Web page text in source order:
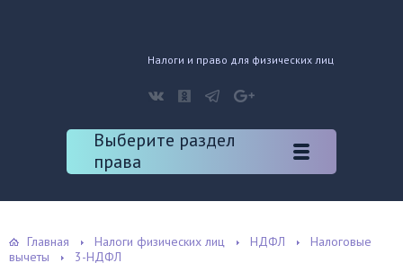
Налоги и право для физических лиц
Выберите раздел
права
Главная Налоги физических лиц НДФЛ
Налоговые
вычеты
3-НДФЛ